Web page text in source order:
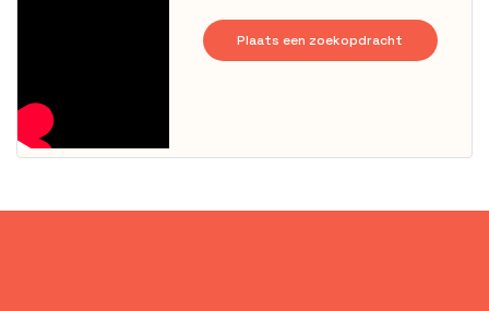
Plaats een zoekopdracht